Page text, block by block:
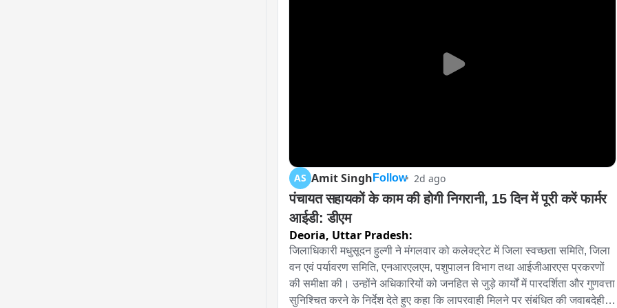
नहीं किया जा रहा था। दानिश मेडिकल स्टोर पर शेड्यूल-एच1 श्रेणी की दवाओं के
विक्रय के लिए अनिवार्य रजिस्टर भी सुरक्षित नहीं पाया गया।
AS Amit Singh Follow 2d ago
पंचायत सहायकों के काम की होगी निगरानी, 15 दिन में पूरी करें फार्मर
आईडी: डीएम
Deoria, Uttar Pradesh:
जिलाधिकारी मधुसूदन हुल्गी ने मंगलवार को कलेक्ट्रेट में जिला स्वच्छता समिति, जिला
वन एवं पर्यावरण समिति, एनआरएलएम, पशुपालन विभाग तथा आईजीआरएस प्रकरणों
की समीक्षा की। उन्होंने अधिकारियों को जनहित से जुड़े कार्यों में पारदर्शिता और गुणवत्ता
सुनिश्चित करने के निर्देश देते हुए कहा कि लापरवाही मिलने पर संबंधित की जवाबदेही